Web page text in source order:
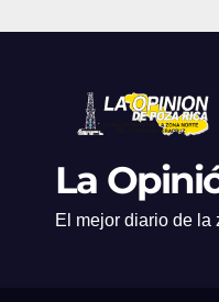
La
El mejor diario de la